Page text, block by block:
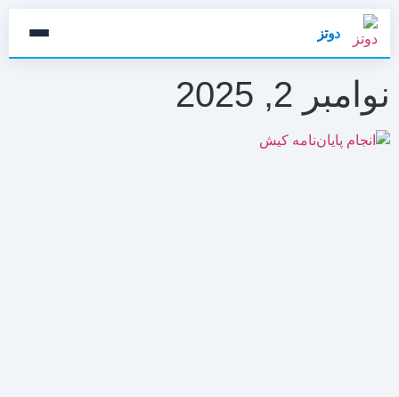
دوتز
نوامبر 2, 2025